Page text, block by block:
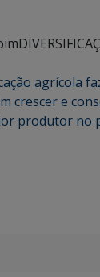
agrícola
crescer e
produtor no